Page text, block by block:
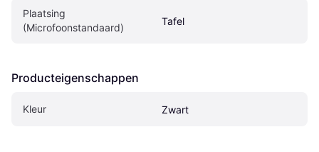
Plaatsing
(Microfoonstandaard)
Tafel
Producteigenschappen
Kleur Zwart